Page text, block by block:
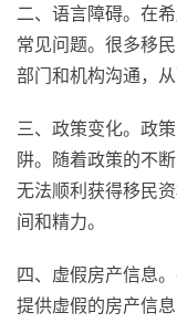
二、语言障碍。在
常见问题。很多移
部门和机构沟通，
三、政策变化。政
阱。随着政策的不
无法顺利获得移民
间和精力。
四、虚假房产信息
提供虚假的房产信